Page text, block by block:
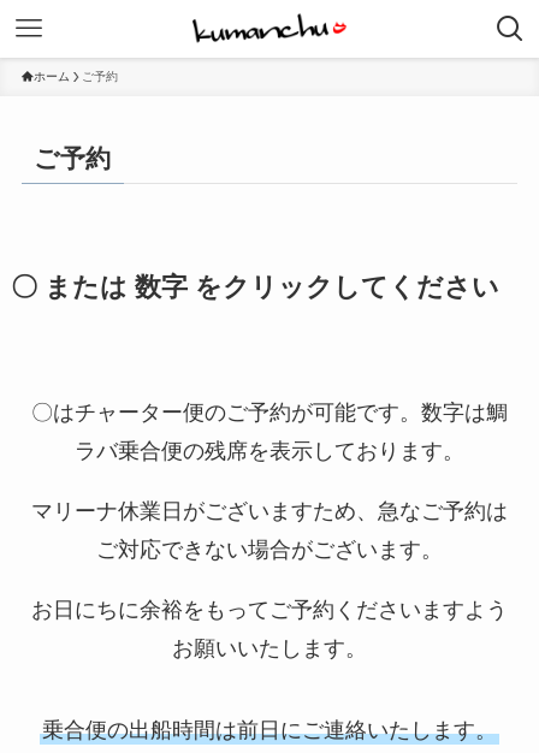
ホーム ご予約
ご予約
〇 または 数字 をクリックしてください
〇はチャーター便のご予約が可能です。数字は鯛
ラバ乗合便の残席を表示しております。
マリーナ休業日がございますため、急なご予約は
ご対応できない場合がございます。
お日にちに余裕をもってご予約くださいますよう
お願いいたします。
乗合便の出船時間は前日にご連絡いたします。